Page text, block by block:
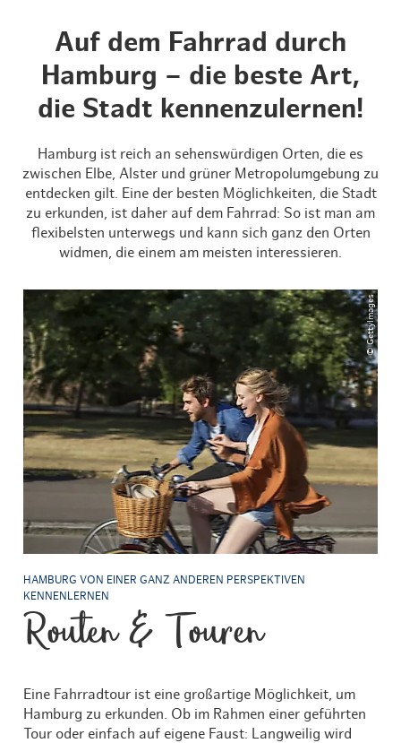
Auf dem Fahrrad durch
Hamburg – die beste Art,
die Stadt kennenzulernen!
Hamburg ist reich an sehenswürdigen Orten, die es
zwischen Elbe, Alster und grüner Metropolumgebung zu
entdecken gilt. Eine der besten Möglichkeiten, die Stadt
zu erkunden, ist daher auf dem Fahrrad: So ist man am
flexibelsten unterwegs und kann sich ganz den Orten
widmen, die einem am meisten interessieren.
© GettyImages
HAMBURG VON EINER GANZ ANDEREN PERSPEKTIVEN
KENNENLERNEN
Routen & Touren
Eine Fahrradtour ist eine großartige Möglichkeit, um
Hamburg zu erkunden. Ob im Rahmen einer geführten
Tour oder einfach auf eigene Faust: Langweilig wird